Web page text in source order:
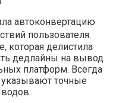
автоконвертацию
пользователя.
которая делистила
дедлайны на вывод
платформ. Всегда
указывают точные